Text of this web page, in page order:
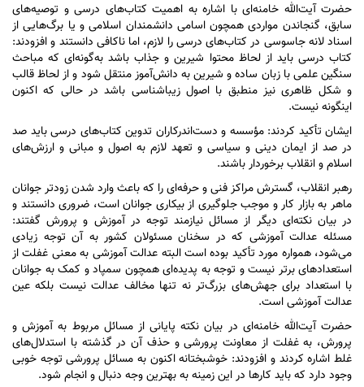
حضرت آیت‌الله خامنه‌ای با اشاره به اهمیت کتاب‌های درسی و توصیه‌های
سابق، گنجاندن مواردی همچون اسامی دانشمندان اسلامی و یا برگ‌هایی از
اسناد لانه جاسوسی در کتاب‌های درسی را لازم، اما ناکافی دانستند و افزودند:
کتاب درسی باید از لحاظ محتوا شیرین و جذاب باشد به‌گونه‌ای که مباحث
سنگین علمی با زبان ساده و شیرین به دانش‌آموز منتقل شود و از لحاظ قالب
و شکل ظاهری نیز منطبق با اصول زیباشناسی باشد در حالی که اکنون
اینگونه نیست.
ایشان تأکید کردند: مؤسسه و دست‌اندرکاران تدوین کتاب‌های درسی باید صد
در صد از ایمان دینی و سیاسی و تعهد لازم به اصول و مبانی و ارزش‌های
اسلام و انقلاب برخوردار باشند.
رهبر انقلاب، گسترش مراکز فنی و حرفه‌ای را که باعث وارد شدن زودتر جوانان
ماهر به بازار کار و موجب جلوگیری از بیکاری جوانان است، ضروری دانستند و
در بیان نکته‌ای دیگر از مسائل نیازمند توجه در آموزش و پرورش گفتند:
مسئله عدالت آموزشی که در سخنان مسئولان کشور به آن توجه زیادی
می‌شود، همواره مورد تأکید بوده است البته عدالت آموزشی به معنی غفلت از
استعداد‌های برتر نیست و توجه به پدیده‌ای همچون سمپاد و کمک به جوانان
با استعداد برای جهش‌های بزرگ‌تر نه تنها مخالف عدالت نیست بلکه عین
عدالت آموزشی است.
حضرت آیت‌الله خامنه‌ای در بیان نکته پایانی از مسائل مربوط به آموزش و
پرورش، به غفلت از معاونت پرورشی و حذف آن در گذشته با استدلال‌های
غلط اشاره کردند و افزودند: خوشبختانه اکنون به مسائل پرورشی توجه خوبی
وجود دارد که باید کار‌ها در این زمینه به بهترین وجه دنبال و انجام شود.